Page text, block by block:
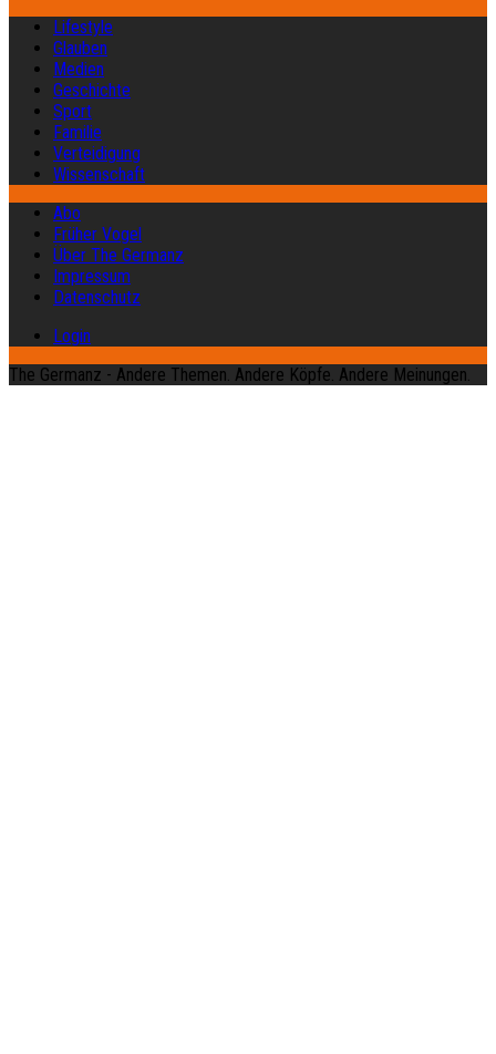
Lifestyle
Glauben
Medien
Geschichte
Sport
Familie
Verteidigung
Wissenschaft
Abo
Früher Vogel
Über The Germanz
Impressum
Datenschutz
Login
The Germanz - Andere Themen. Andere Köpfe. Andere Meinungen.